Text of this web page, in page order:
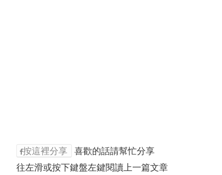
按這裡分享
喜歡的話請幫忙分享
往左滑或按下鍵盤左鍵閱讀上一篇文章